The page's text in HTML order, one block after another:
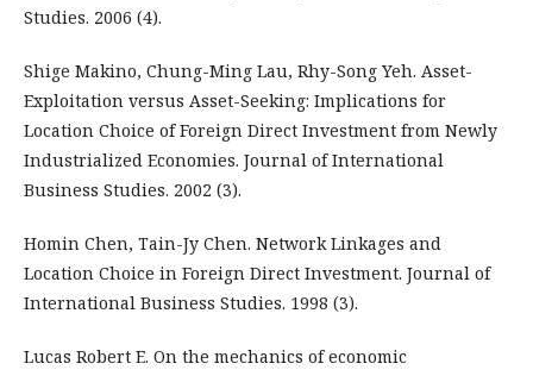
Studies. 2006 (4).
Shige Makino, Chung-Ming Lau, Rhy-Song Yeh. Asset-
Exploitation versus Asset-Seeking: Implications for
Location Choice of Foreign Direct Investment from Newly
Industrialized Economies. Journal of International
Business Studies. 2002 (3).
Homin Chen, Tain-Jy Chen. Network Linkages and
Location Choice in Foreign Direct Investment. Journal of
International Business Studies. 1998 (3).
Lucas Robert E. On the mechanics of economic